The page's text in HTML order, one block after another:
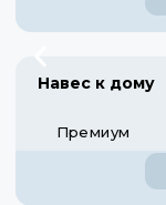
Навес к дому
Премиум